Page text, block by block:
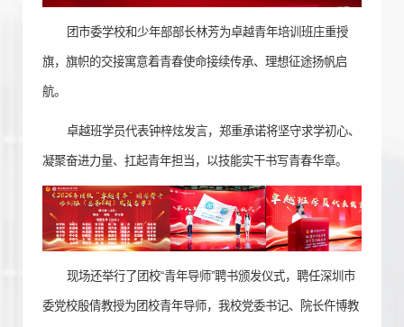
团市委学校和少年部部长林芳为卓越青年培训班庄重授
旗，旗帜的交接寓意着青春使命接续传承、理想征途扬帆启
航。
卓越班学员代表钟梓炫发言，郑重承诺将坚守求学初心、
凝聚奋进力量、扛起青年担当，以技能实干书写青春华章。
现场还举行了团校“青年导师”聘书颁发仪式，聘任深圳市
委党校殷倩教授为团校青年导师，我校党委书记、院长仵博教